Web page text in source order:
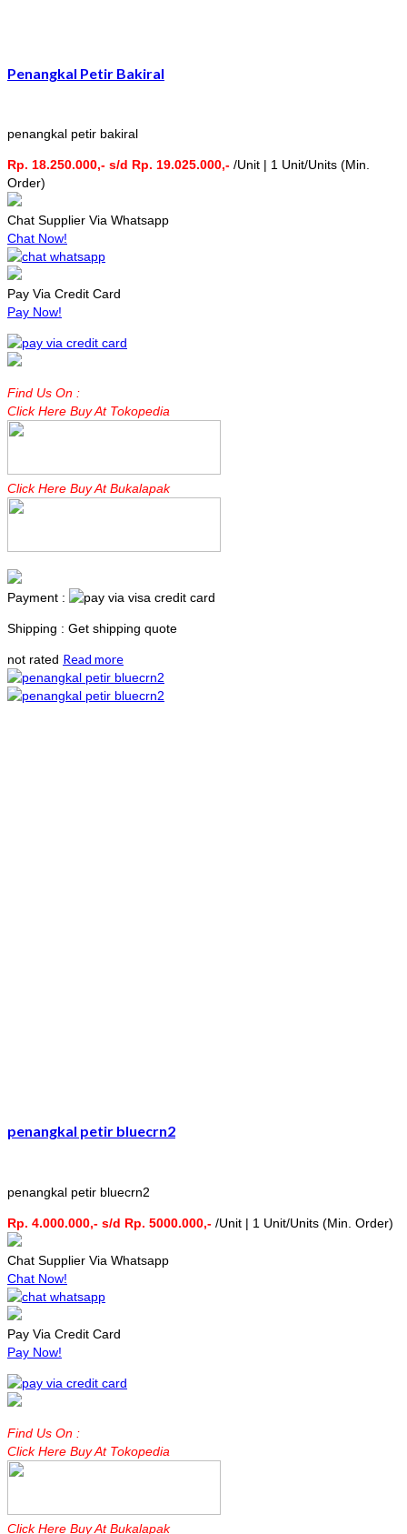
Penangkal Petir Bakiral
penangkal petir bakiral
Rp. 18.250.000,- s/d Rp. 19.025.000,- /Unit | 1 Unit/Units (Min.
Order)
Chat Supplier Via Whatsapp
Chat Now!
Pay Via Credit Card
Pay Now!
Find Us On :
Click Here Buy At Tokopedia
Click Here Buy At Bukalapak
Payment :
Shipping : Get shipping quote
not rated Read more
penangkal petir bluecrn2
penangkal petir bluecrn2
Rp. 4.000.000,- s/d Rp. 5000.000,- /Unit | 1 Unit/Units (Min. Order)
Chat Supplier Via Whatsapp
Chat Now!
Pay Via Credit Card
Pay Now!
Find Us On :
Click Here Buy At Tokopedia
Click Here Buy At Bukalapak